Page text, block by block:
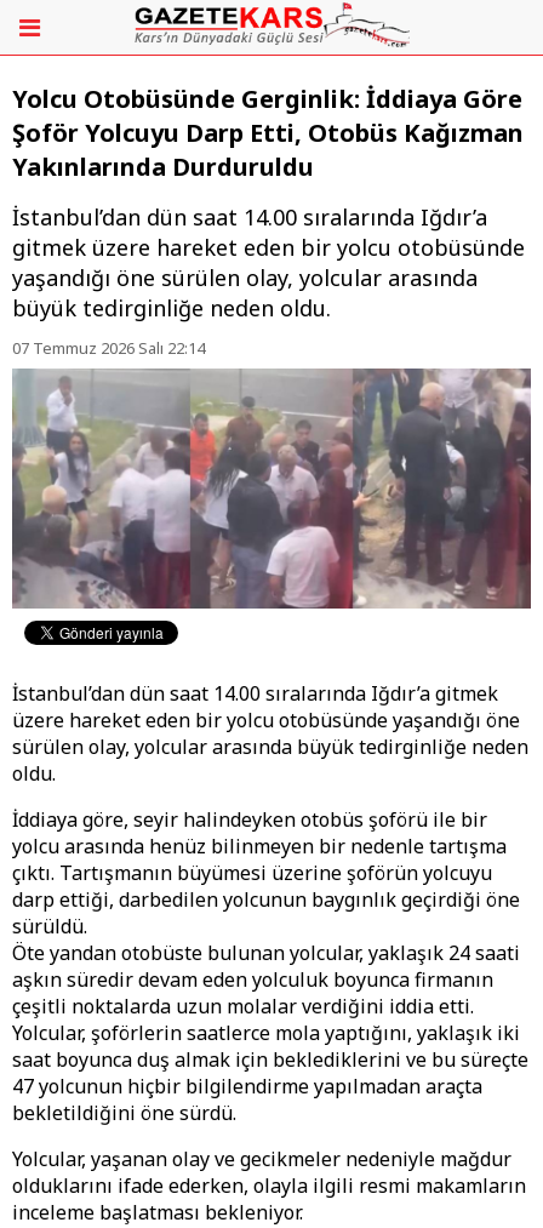
Yolcu Otobüsünde Gerginlik: İddiaya Göre
Şoför Yolcuyu Darp Etti, Otobüs Kağızman
Yakınlarında Durduruldu
İstanbul’dan dün saat 14.00 sıralarında Iğdır’a
gitmek üzere hareket eden bir yolcu otobüsünde
yaşandığı öne sürülen olay, yolcular arasında
büyük tedirginliğe neden oldu.
07 Temmuz 2026 Salı 22:14
İstanbul’dan dün saat 14.00 sıralarında Iğdır’a gitmek
üzere hareket eden bir yolcu otobüsünde yaşandığı öne
sürülen olay, yolcular arasında büyük tedirginliğe neden
oldu.
İddiaya göre, seyir halindeyken otobüs şoförü ile bir
yolcu arasında henüz bilinmeyen bir nedenle tartışma
çıktı. Tartışmanın büyümesi üzerine şoförün yolcuyu
darp ettiği, darbedilen yolcunun baygınlık geçirdiği öne
sürüldü.
Öte yandan otobüste bulunan yolcular, yaklaşık 24 saati
aşkın süredir devam eden yolculuk boyunca firmanın
çeşitli noktalarda uzun molalar verdiğini iddia etti.
Yolcular, şoförlerin saatlerce mola yaptığını, yaklaşık iki
saat boyunca duş almak için beklediklerini ve bu süreçte
47 yolcunun hiçbir bilgilendirme yapılmadan araçta
bekletildiğini öne sürdü.
Yolcular, yaşanan olay ve gecikmeler nedeniyle mağdur
olduklarını ifade ederken, olayla ilgili resmi makamların
inceleme başlatması bekleniyor.